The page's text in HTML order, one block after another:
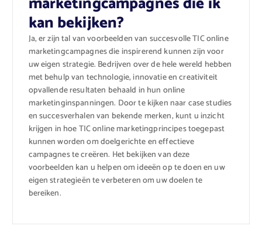
kan bekijken?
Ja, er zijn tal van voorbeelden van succesvolle TIC online
marketingcampagnes die inspirerend kunnen zijn voor
uw eigen strategie. Bedrijven over de hele wereld hebben
met behulp van technologie, innovatie en creativiteit
opvallende resultaten behaald in hun online
marketinginspanningen. Door te kijken naar case studies
en succesverhalen van bekende merken, kunt u inzicht
krijgen in hoe TIC online marketingprincipes toegepast
kunnen worden om doelgerichte en effectieve
campagnes te creëren. Het bekijken van deze
voorbeelden kan u helpen om ideeën op te doen en uw
eigen strategieën te verbeteren om uw doelen te
bereiken.